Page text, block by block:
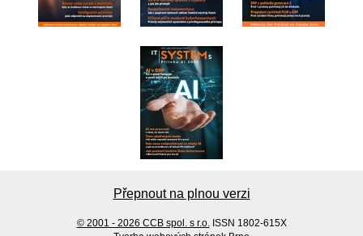
Přepnout na plnou verzi
© 2001 - 2026 CCB spol. s r.o. ISSN 1802-615X